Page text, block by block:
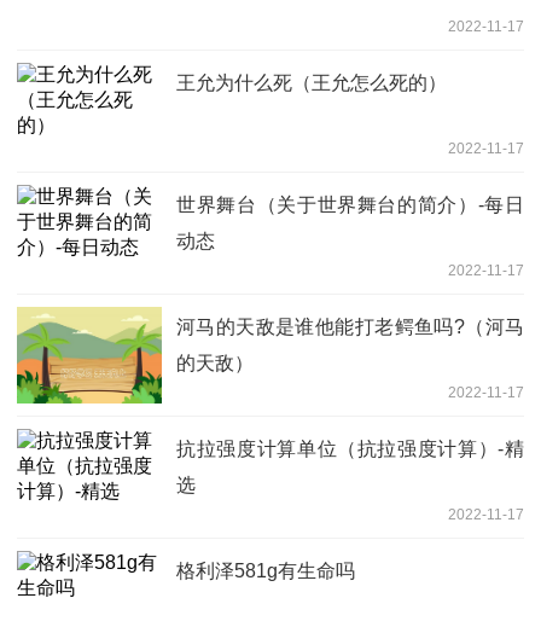
2022-11-17
王允为什么死（王允怎么死的）
2022-11-17
世界舞台（关于世界舞台的简介）-每日
动态
2022-11-17
河马的天敌是谁他能打老鳄鱼吗?（河马
的天敌）
2022-11-17
抗拉强度计算单位（抗拉强度计算）-精
选
2022-11-17
格利泽581g有生命吗